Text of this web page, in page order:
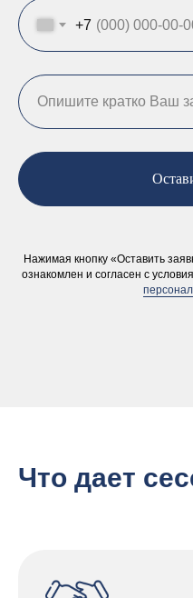
+7
Нажимая кнопку «Оставить
ознакомлен и согласен с
Что дает